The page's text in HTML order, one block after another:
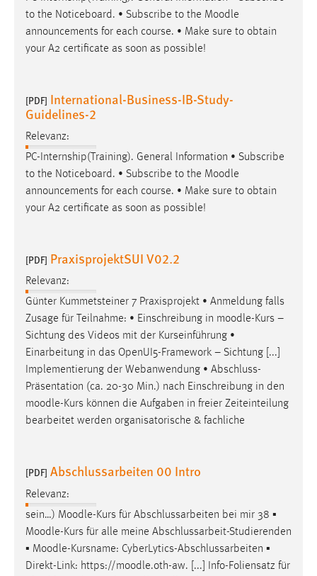
to the Noticeboard. • Subscribe to the Moodle
announcements for each course. • Make sure to obtain
your A2 certificate as soon as possible!
[PDF] International-Business-IB-Study-
Guidelines-2
Relevanz:
PC-Internship(Training). General Information • Subscribe
to the Noticeboard. • Subscribe to the Moodle
announcements for each course. • Make sure to obtain
your A2 certificate as soon as possible!
[PDF] PraxisprojektSUI V02.2
Relevanz:
Günter Kummetsteiner 7 Praxisprojekt • Anmeldung falls
Zusage für Teilnahme: • Einschreibung in moodle-Kurs –
Sichtung des Videos mit der Kurseinführung •
Einarbeitung in das OpenUI5-Framework – Sichtung [...]
Implementierung der Webanwendung • Abschluss-
Präsentation (ca. 20-30 Min.) nach Einschreibung in den
moodle-Kurs können die Aufgaben in freier Zeiteinteilung
bearbeitet werden organisatorische & fachliche
[PDF] Abschlussarbeiten 00 Intro
Relevanz:
sein…) Moodle-Kurs für Abschlussarbeiten bei mir 38 ▪
Moodle-Kurs für alle meine Abschlussarbeit-Studierenden
▪ Moodle-Kursname: CyberLytics-Abschlussarbeiten ▪
Direkt-Link: https://moodle.oth-aw. [...] Info-Foliensatz für